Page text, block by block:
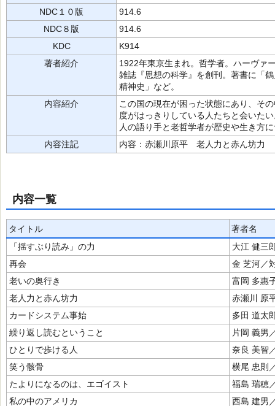
NDC１０版
914.6
NDC８版
914.6
KDC
K914
著者紹介
1922年東京生まれ。哲学者。ハーヴァ
雑誌『思想の科学』を創刊。著書に「
精神史」など。
内容紹介
この国の現在が困った状態にあり、そ
度がはっきりしている人たちと会いた
人の語り手と老哲学者が歴史や生き方
内容注記
内容：赤瀬川原平 老人力と赤ん坊力
内容一覧
タイトル
著者名
「揺すぶり読み」の力
大江 健三
再会
金 芝河／
老いの奥行き
富岡 多惠
老人力と赤ん坊力
赤瀬川 原
カードシステム事始
多田 道太
繰り返し読むということ
片岡 義男
ひとりで歩ける人
奈良 美智
笑う骸骨
横尾 忠則
たよりになるのは、エゴイスト
福島 瑞穂
私の中のアメリカ
西島 建男